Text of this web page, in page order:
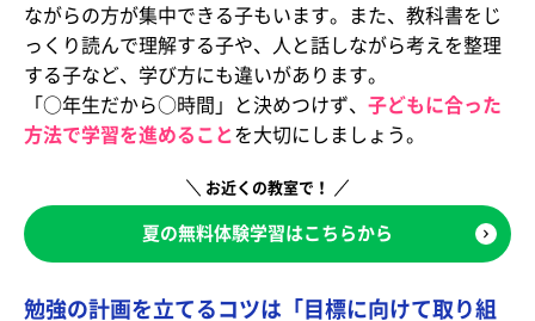
ながらの方が集中できる子もいます。また、教科書をじ
っくり読んで理解する子や、人と話しながら考えを整理
する子など、学び方にも違いがあります。
「○年生だから○時間」と決めつけず、 子どもに合った
方法で学習を進めることを大切にしましょう。
お近くの教室で！
夏の無料体験学習はこちらから
勉強の計画を立てるコツは「目標に向けて取り組